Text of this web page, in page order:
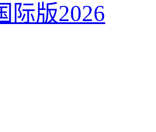
际版2026